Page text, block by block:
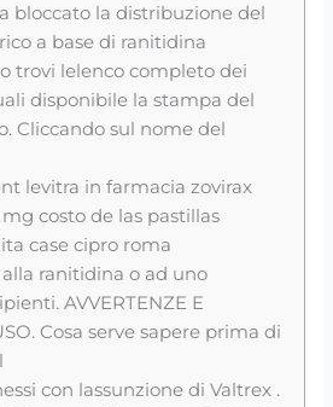
bloccato la distribuzione del
a base di ranitidina
trovi lelenco completo dei
disponibile la stampa del
Cliccando sul nome del
levitra in farmacia zovirax
costo de las pastillas
case cipro roma
ranitidina o ad uno
AVVERTENZE E
Cosa serve sapere prima di
con lassunzione di Valtrex .